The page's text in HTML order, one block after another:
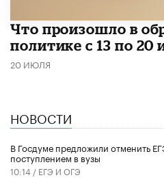
Что произошло в
политике с 13 по 20
20 ИЮЛЯ
НОВОСТИ
В Госдуме предложили отменить
поступлением в вузы
10:14 / ЕГЭ И ОГЭ